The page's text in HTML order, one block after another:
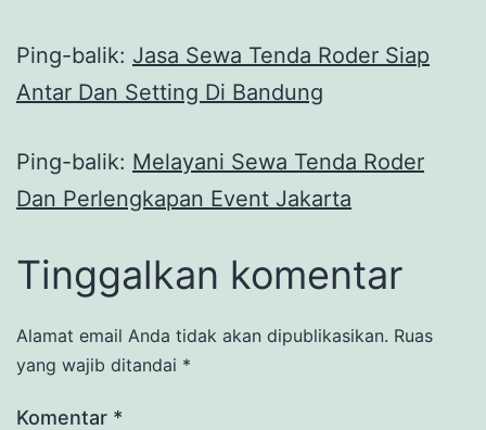
Ping-balik: Jasa Sewa Tenda Roder Siap
Antar Dan Setting Di Bandung
Ping-balik: Melayani Sewa Tenda Roder
Dan Perlengkapan Event Jakarta
Tinggalkan komentar
Alamat email Anda tidak akan dipublikasikan. Ruas
yang wajib ditandai *
Komentar *